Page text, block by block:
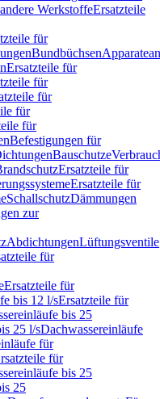
WerkstoffeErsatzteile
für
Bundbüchsen
Ersatzteile für
für
für
für
für
Befestigungen für
Bauschutze
Ersatzteile für
Ersatzteile für
SchallschutzDämmungen
zur
AbdichtungenLüftungsventile
für
Ersatzteile für
bis 12 l/sErsatzteile für
bis 25
25 l/sDachwassereinläufe
für
für
bis 25
25